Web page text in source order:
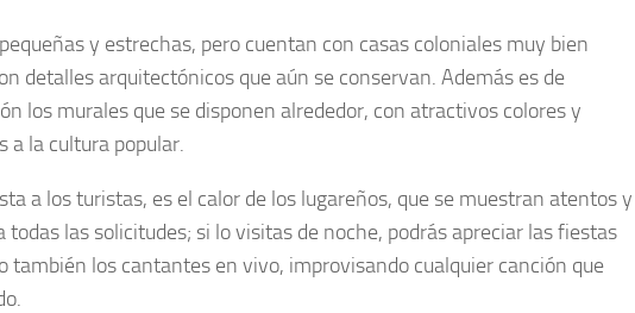
y estrechas, pero cuentan con casas coloniales muy bien
detalles arquitectónicos que aún se conservan. Además es de
los murales que se disponen alrededor, con atractivos colores y
a la cultura popular.
a los turistas, es el calor de los lugareños, que se muestran atentos y
todas las solicitudes; si lo visitas de noche, podrás apreciar las fiestas
también los cantantes en vivo, improvisando cualquier canción que